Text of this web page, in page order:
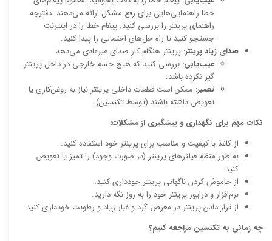
خطا راهنمایی‌هایی برای رفع مشکل ارائه می‌دهند. دفترچه
راهنمای پرینتر را بررسی کنید. پیغام خطا را در اینترنت
جستجو کنید تا راه حل‌های احتمالی را پیدا کنید.
صدای زیاد پرینتر: پرینتر هنگام کار صدای غیرعادی می‌دهد.
عیب‌یابی: بررسی کنید که هیچ جسم خارجی در داخل پرینتر
گیر نکرده باشد.
تعمیر: ممکن است قطعات داخلی پرینتر نیاز به روغن‌کاری یا
تعویض داشته باشند (توسط تکنسین).
نکات مهم برای نگهداری و پیشگیری از مشکلات:
از کاغذ با کیفیت و مناسب برای پرینتر خود استفاده کنید.
به طور منظم فیلترهای پرینتر (در صورت وجود) را تمیز یا تعویض
کنید.
از خاموش کردن ناگهانی پرینتر خودداری کنید.
نرم‌افزار و درایور پرینتر خود را به روز نگه دارید.
از قرار دادن پرینتر در معرض گرد و غبار زیاد و رطوبت خودداری کنید.
چه زمانی به تکنسین مراجعه کنیم؟